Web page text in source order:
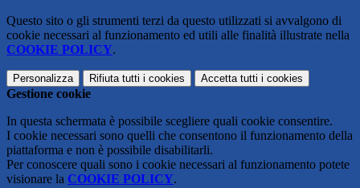
Questo sito o gli strumenti terzi da questo utilizzati si avvalgono di
cookie necessari al funzionamento ed utili alle finalità illustrate nella
COOKIE POLICY.
Personalizza Rifiuta tutti i cookies Accetta tutti i cookies
Gestione cookie
In questa schermata è possibile scegliere quali cookie consentire.
I cookie necessari sono quelli che consentono il funzionamento della
piattaforma e non è possibile disabilitarli.
Per conoscere quali sono i cookie necessari al funzionamento potete
visionare la COOKIE POLICY.